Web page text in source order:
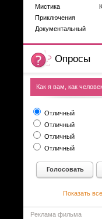
Мистика
Приключения
Документальный
Опросы
Как я вам, как
Отличный
Отличный
Отличный
Отличный
Показать
Реклама фильма